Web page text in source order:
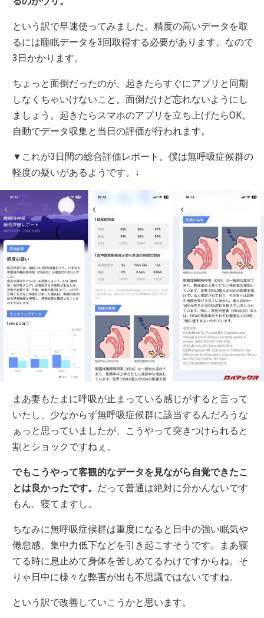
という訳で早速使ってみました。精度の高いデータを取
るには睡眠データを3回取得する必要があります。なので
3日かかります。
ちょっと面倒だったのが、起きたらすぐにアプリと同期
しなくちゃいけないこと。面倒だけど忘れないようにし
ましょう。起きたらスマホのアプリを立ち上げたらOK。
自動でデータ収集と当日の評価が行われます。
▼これが3日間の総合評価レポート。僕は無呼吸症候群の
軽度の疑いがあるようです。↓
まあ妻もたまに呼吸が止まっている感じがすると言って
いたし、少なからず無呼吸症候群に該当するんだろうな
ぁっと思っていましたが、こうやって突きつけられると
割とショックですねぇ。
でもこうやって客観的なデータを見ながら自覚できたこ
とは良かったです。 だって普通は絶対に分かんないです
もん。寝てますし。
ちなみに無呼吸症候群は重度になると日中の強い眠気や
倦怠感、集中力低下などを引き起こすそうです。まあ寝
てる時に息止めて身体を苦しめてるわけですからね。そ
りゃ日中に様々な弊害が出も不思議ではないですね。
という訳で改善していこうかと思います。